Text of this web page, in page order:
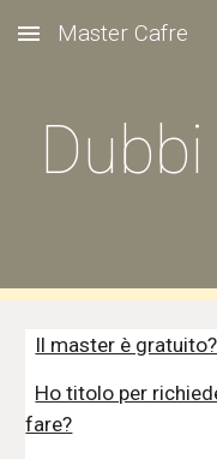
Skip to main content
Master Cafre
Il master è gratuito?
Ho titolo per
fare?